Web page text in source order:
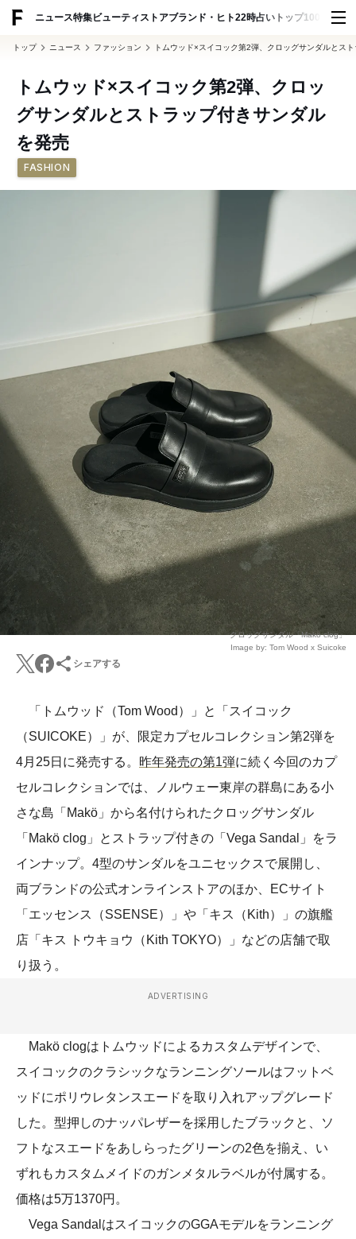
ニュース特集ビューティ ストアブランド・ヒト22時占い トップ100 スナッ
トップ ニュース ファッション トムウッド×スイコック第2弾、クロッグサンダルとス
トムウッド×スイコック第2弾、クロッ
グサンダルとストラップ付きサンダル
を発売
FASHION
クロッグサンダル「Makö clog」
Image by: Tom Wood x Suicoke
シェアする
「トムウッド（Tom Wood）」と「スイコック
（SUICOKE）」が、限定カプセルコレクション第2弾を
4月25日に発売する。 昨年発売の第1弾に続く今回のカプ
セルコレクションでは、ノルウェー東岸の群島にある小
さな島「Makö」から名付けられたクロッグサンダル
「Makö clog」とストラップ付きの「Vega Sandal」をラ
インナップ。4型のサンダルをユニセックスで展開し、
両ブランドの公式オンラインストアのほか、ECサイト
「エッセンス（SSENSE）」や「キス（Kith）」の旗艦
店「キス トウキョウ（Kith TOKYO）」などの店舗で取
り扱う。
ADVERTISING
Makö clogはトムウッドによるカスタムデザインで、
スイコックのクラシックなランニングソールはフットベ
ッドにポリウレタンスエードを取り入れアップグレード
した。型押しのナッパレザーを採用したブラックと、ソ
フトなスエードをあしらったグリーンの2色を揃え、い
ずれもカスタムメイドのガンメタルラベルが付属する。
価格は5万1370円。
Vega SandalはスイコックのGGAモデルをランニング